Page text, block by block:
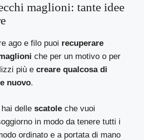
maglioni: tante idee
ago e filo puoi recuperare
che per un motivo o per
più e creare qualcosa di
nuovo.
hai dellescatole che vuoi
in modo da tenere tutti i
ordinato e a portata di mano